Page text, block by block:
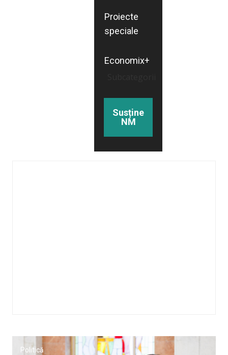
Proiecte
speciale
Economix+
Susține
NM
Politică